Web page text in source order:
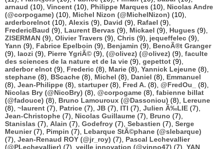
arnaud (10), Vincent (10), Philippe Marques (10), Nicolas Andre
(@corpogame) (10), Michel Nizon (@MichelNizon) (10),
arderborelnot (10), Alexis (9), David (9), Rafael (9),
FredericBaud (9), Laurent Bervas (9), Mickael (9), Hugues (9),
ZISERMAN (9), Olivier Travers (9), Chris (9), jequeffelec (9),
Yann (9), Fabrice Epelboin (9), Benjamin (9), BenoÃ®t Granger
(9), laozi (9), Pierre YgriÃ© (9), (@olivez) (@olivez) (9), faculte
des sciences de la nature et de la vie (9), gepettot (9),
arderbor elnot (9), Frederic (8), Marie (8), Yannick Lejeune (8),
stephane (8), BScache (8), Michel (8), Daniel (8), Emmanuel
(8), Jean-Philippe (8), startuper(8), Fred A. (8), @FredOu_
(8),
Nicolas Bry (@NicoBry) (8), @corpogame (8), fabienne billat
(@fadouce) (8), Bruno Lamouroux (@Dassoniou) (8), Lereune
(8), ~laurent (7), Patrice (7), JB (7), ITI (7), Julien Ã‰LIE (7),
Jean-Christophe (7), Nicolas Guillaume (7), Bruno (7),
Stanislas (7), Alain (7), Godefroy (7), Sebastien (7), Serge
Meunier(7), Pimpin (7), Lebarque StÃ©phane (@slebarque)
(7), Jean-Renaud ROY (@jr_roy) (7), Pascal Lechevallier
(@PLechevallier) (7), veille innovation (@vinno47) (7), YAN